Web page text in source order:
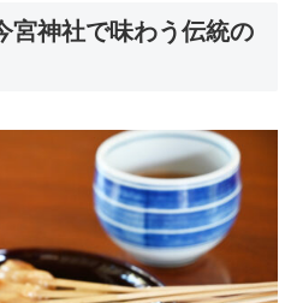
宮神社で味わう伝統の